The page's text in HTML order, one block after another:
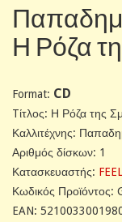
Η Ρόζα
Format: CD
Tίτλος: Η Ρόζα της
Καλλιτέχνης:
Αριθμός δίσκων: 1
Κατασκευαστής:
Κωδικός Προϊόντος:
EAN: